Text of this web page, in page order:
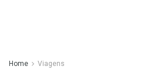
Home Viagens